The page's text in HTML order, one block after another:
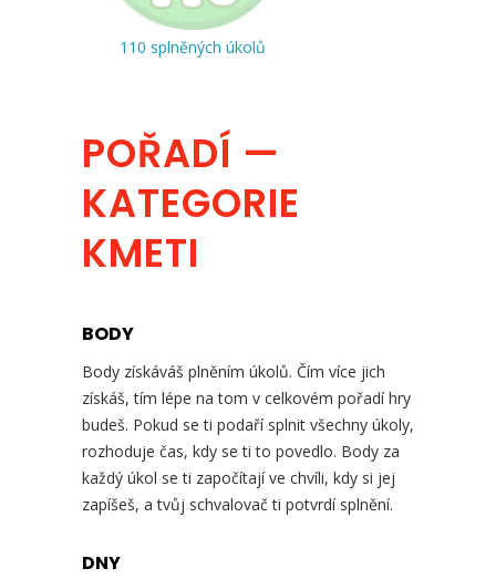
110 splněných úkolů
POŘADÍ —
KATEGORIE
KMETI
BODY
Body získáváš plněním úkolů. Čím více jich
získáš, tím lépe na tom v celkovém pořadí hry
budeš. Pokud se ti podaří splnit všechny úkoly,
rozhoduje čas, kdy se ti to povedlo. Body za
každý úkol se ti započítají ve chvíli, kdy si jej
zapíšeš, a tvůj schvalovač ti potvrdí splnění.
DNY